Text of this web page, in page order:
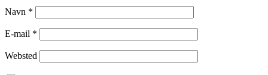
Navn *
E-mail *
Websted